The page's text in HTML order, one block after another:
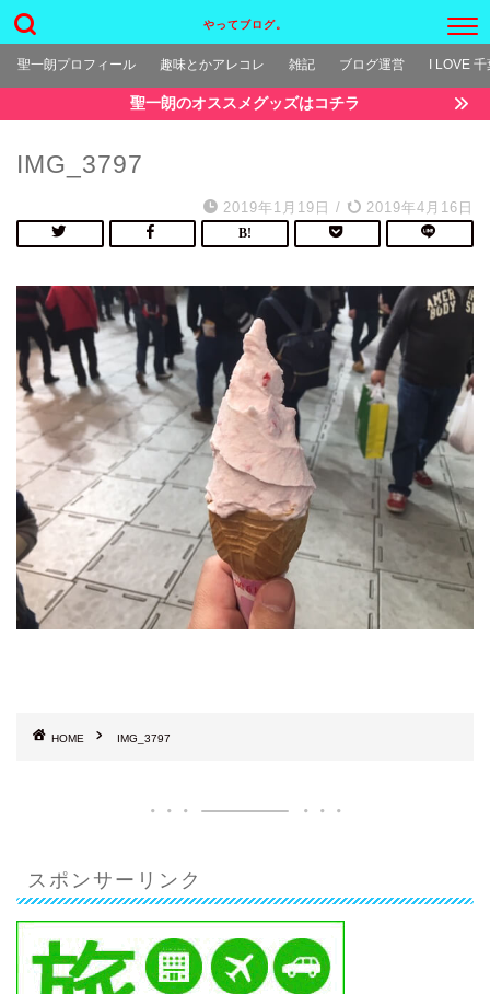
やってブログ。
聖一朗プロフィール 趣味とかアレコレ 雑記 ブログ運営 I LOVE
聖一朗のオススメグッズはコチラ
IMG_3797
2019年1月19日 / 2019年4月16日
HOME IMG_3797
スポンサーリンク